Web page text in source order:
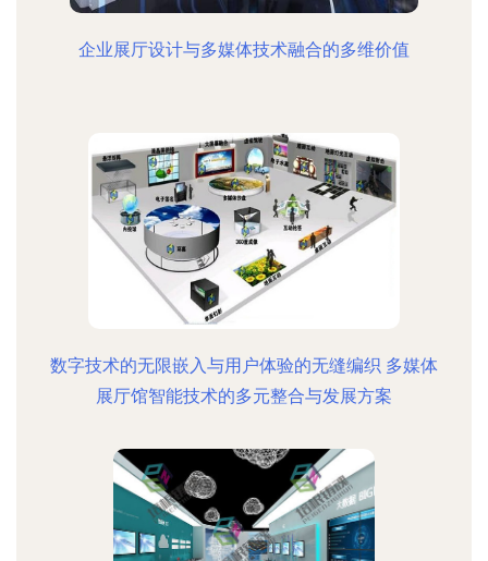
企业展厅设计与多媒体技术融合的多维价值
数字技术的无限嵌入与用户体验的无缝编织 多媒体
展厅馆智能技术的多元整合与发展方案